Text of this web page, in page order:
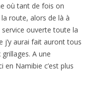
où tant de fois on
route, alors de là à
ouverte toute la
j’y aurai fait auront tous
A une
en Namibie c’est plus